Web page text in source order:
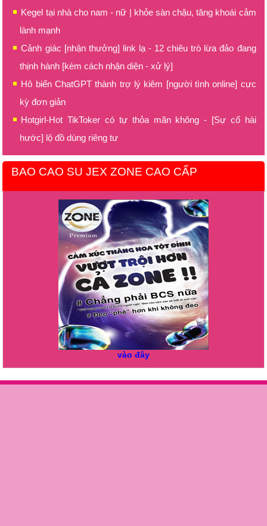
Kegel tại nhà cho nam - nữ | khỏe sàn chậu, tăng khoái cảm
lành mạnh
Cảnh giác [nhận thưởng] link lạ - 12 chiêu trò lừa đảo đang
thịnh hành [kèm cách nhận diện - xử lý]
Hô biến ChatGPT thành trợ lý kiêm [người tình online] cực
kỳ đơn giản
Hotgirl-Hot TikToker có tự thỏa mãn không - [Sự cố hài
hước] lộ đồ dùng riêng tư
BAO CAO SU JEX ZONE CAO CẤP
vào đây